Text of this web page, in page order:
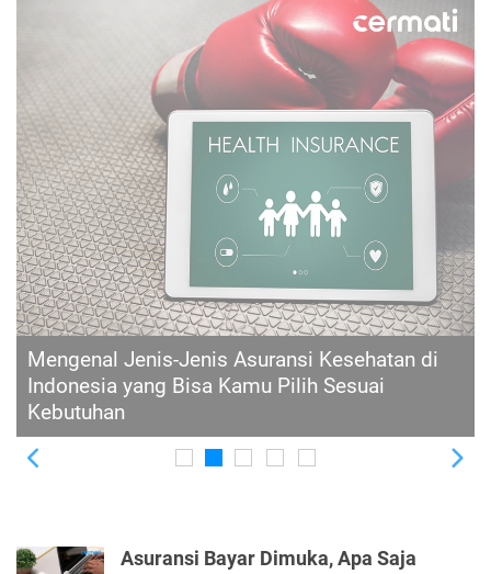
Kerap Ditemui pada Asuransi, Ini Pengertian
Law of Large Numbers, Tujuan, dan
Penerapannya
Asuransi Bayar Dimuka, Apa Saja